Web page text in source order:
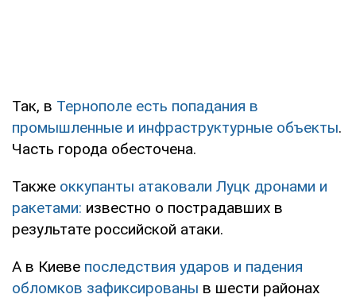
Так, в Тернополе есть попадания в
промышленные и инфраструктурные объекты.
Часть города обесточена.
Также оккупанты атаковали Луцк дронами и
ракетами: известно о пострадавших в
результате российской атаки.
А в Киеве последствия ударов и падения
обломков зафиксированы в шести районах